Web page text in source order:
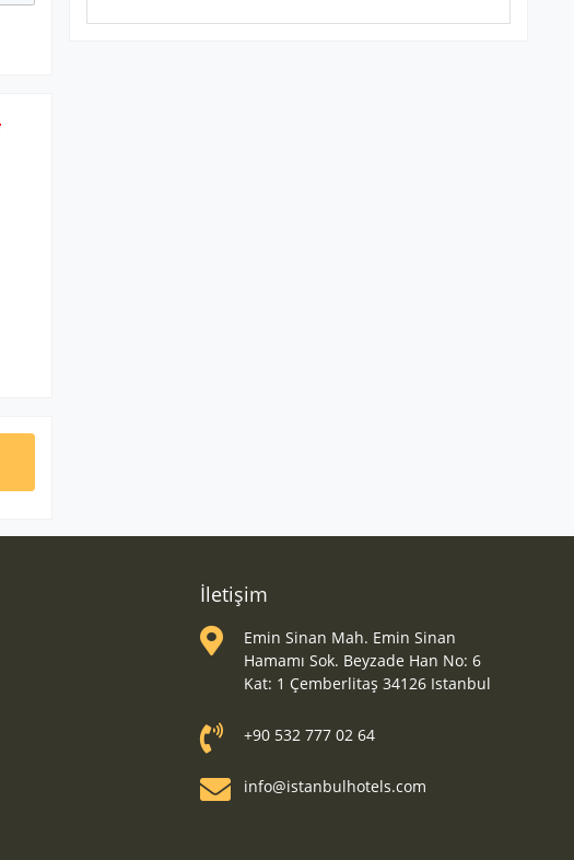
İletişim
Emin Sinan Mah. Emin Sinan
Hamamı Sok. Beyzade Han No: 6
Kat: 1 Çemberlitaş 34126 Istanbul
+90 532 777 02 64
info@istanbulhotels.com